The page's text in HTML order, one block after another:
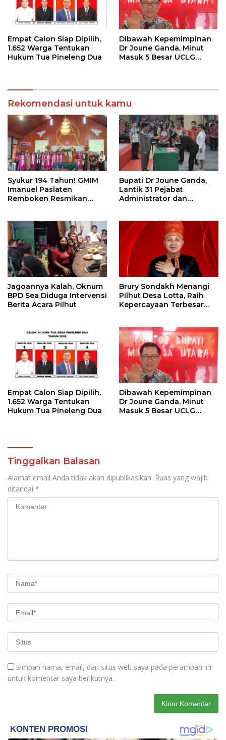
Empat Calon Siap Dipilih,
1.652 Warga Tentukan
Hukum Tua Pineleng Dua
Dibawah Kepemimpinan
Dr Joune Ganda, Minut
Masuk 5 Besar UCLG
Rekomendasi untuk kamu
Syukur 194 Tahun! GMIM
Imanuel Paslaten
Remboken Resmikan
Bupati Dr Joune Ganda,
Lantik 31 Pejabat
Administrator dan
Jagoannya Kalah, Oknum
BPD Sea Diduga Intervensi
Berita Acara Pilhut
Brury Sondakh Menangi
Pilhut Desa Lotta, Raih
Kepercayaan Terbesar
Empat Calon Siap Dipilih,
1.652 Warga Tentukan
Hukum Tua Pineleng Dua
Dibawah Kepemimpinan
Dr Joune Ganda, Minut
Masuk 5 Besar UCLG
Tinggalkan Balasan
Alamat email Anda tidak akan dipublikasikan. Ruas yang wajib
ditandai *
Simpan nama, email, dan situs web saya pada peramban ini
untuk komentar saya berikutnya.